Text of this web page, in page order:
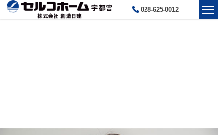
028-625-0012